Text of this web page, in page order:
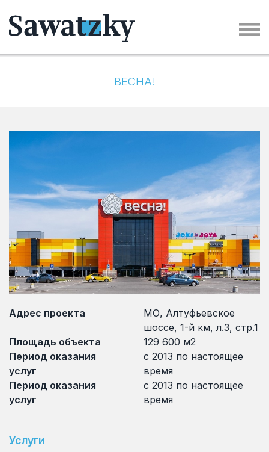
ВЕСНА!
Адрес проекта
МО, Алтуфьевское
шоссе, 1-й км, л.3, стр.1
Площадь объекта
129 600 м2
Период оказания
услуг
с 2013 по настоящее
время
Период оказания
услуг
с 2013 по настоящее
время
Услуги